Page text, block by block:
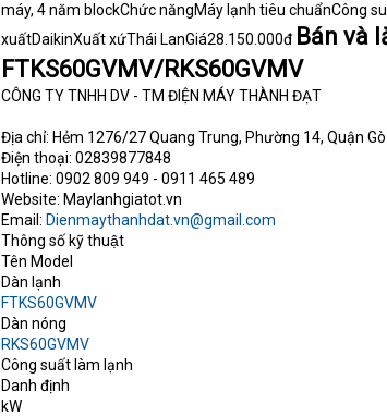
máy, 4 năm blockChức năngMáy lạnh tiêu chuẩnCông
xuấtDaikinXuất xứThái LanGiá28.150.000đ Bán và
FTKS60GVMV/RKS60GVMV
CÔNG TY TNHH DV - TM ĐIỆN MÁY THÀNH ĐẠT
Địa chỉ: Hẻm 1276/27 Quang Trung, Phường 14, Quận
Điện thoại: 02839877848
Hotline: 0902 809 949 - 0911 465 489
Website: Maylanhgiatot.vn
Email: Dienmaythanhdat.vn@gmail.com
Thông số kỹ thuật
Tên Model
Dàn lạnh
FTKS60GVMV
Dàn nóng
RKS60GVMV
Công suất làm lạnh
Danh định
kW